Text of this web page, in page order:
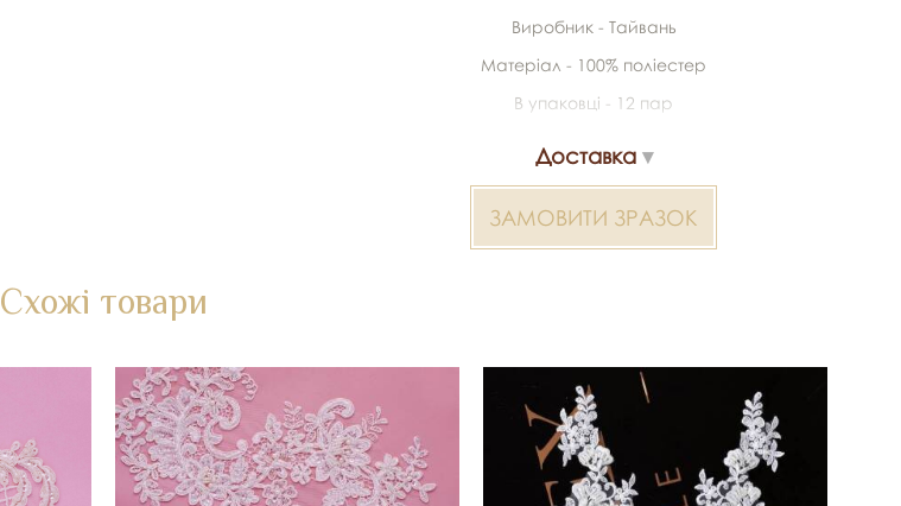
Виробник - Тайвань
Матеріал - 100% поліестер
В упаковці - 12 пар
Доставка
ЗАМОВИТИ ЗРАЗОК
Схожі товари